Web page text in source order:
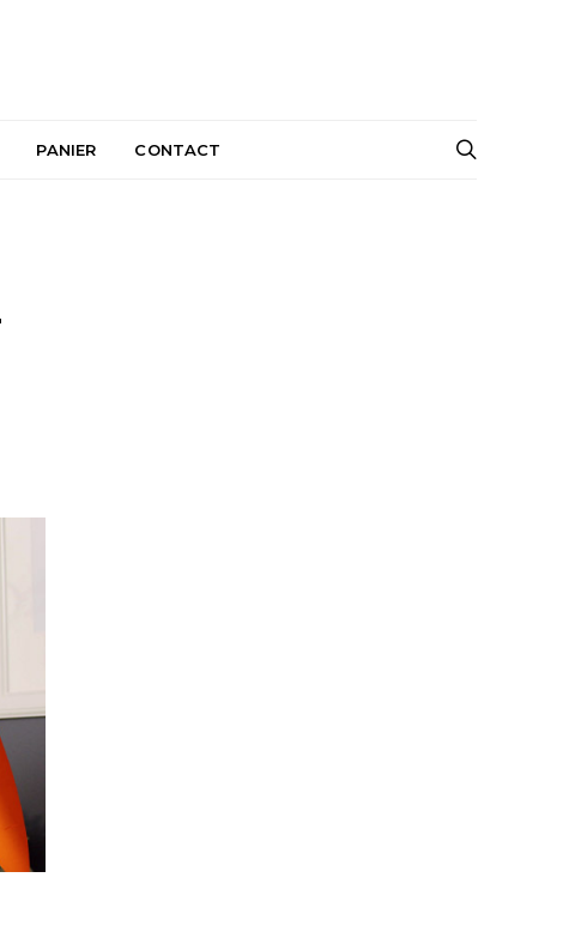
PANIER CONTACT